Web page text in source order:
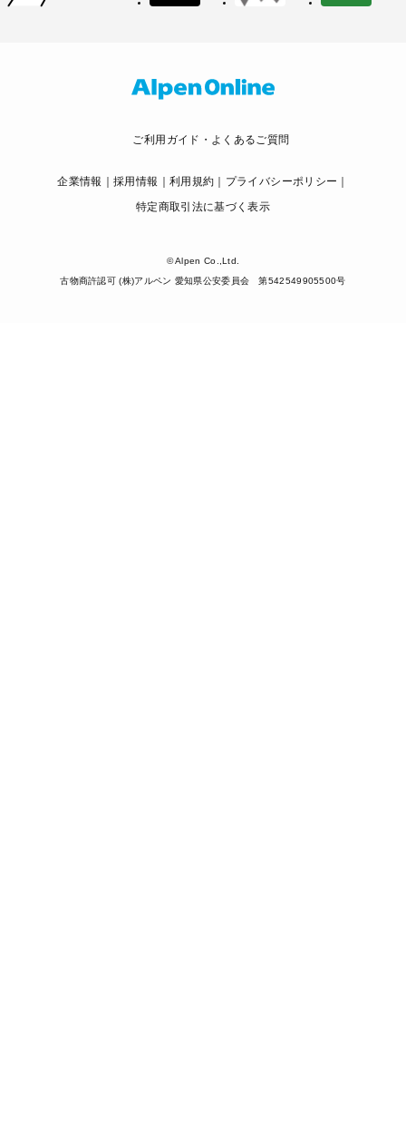
ご利用ガイド・よくあるご質問
企業情報 採用情報 利用規約
プライバシーポリシー
特定商取引法に基づく表示
© Alpen Co.,Ltd.
古物商許認可 (株)アルペン 愛知県公安委員会 第542549905500号